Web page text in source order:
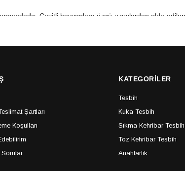
Çeşitli hayvanlara özgü uzuvlardan elde edilen
de erkeklerin gözdesi olarak popülerliğini
Şartları
Koşulları
Sorular
KATEGORİLER
Tesbih
Kuka Tesbih
Sıkma Kehribar Tesbih
Toz Kehribar Tesbih
Anahtarlık